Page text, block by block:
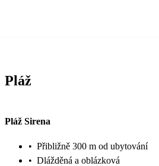
Pláž
Pláž Sirena
• Přibližně 300 m od ubytování
• Dlážděná a oblázková